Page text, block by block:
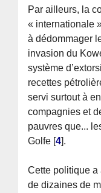
Par ailleurs, la
« internationale
à dédommager
invasion du
système
recettes
servi surtout à
compagnies et
pauvres que...
Golfe [4].
Cette politique a
de dizaines de